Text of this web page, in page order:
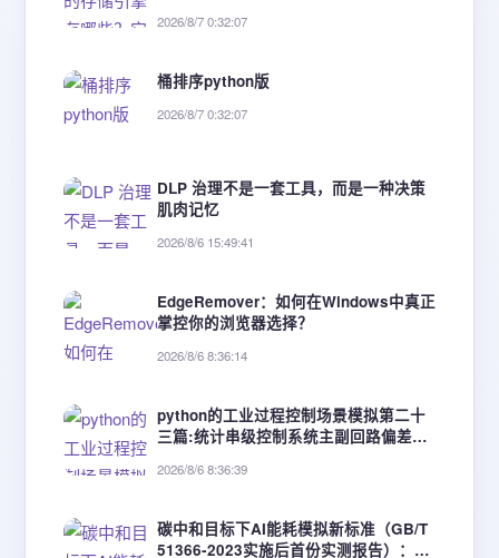
2026/8/7 0:32:07
桶排序python版
2026/8/7 0:32:07
DLP 治理不是一套工具，而是一种决策
肌肉记忆
2026/8/6 15:49:41
EdgeRemover：如何在Windows中真正
掌控你的浏览器选择？
2026/8/6 8:36:14
python的工业过程控制场景模拟第二十
三篇:统计串级控制系统主副回路偏差数
2026/8/6 8:36:39
碳中和目标下AI能耗模拟新标准（GB/T
51366-2023实施后首份实测报告）：3